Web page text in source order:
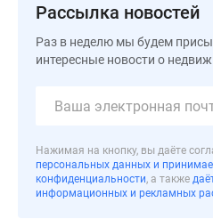
новостроек
Субсидированная
Москве
Рассылка новостей
Раз в неделю мы будем
интересные новости о
Нажимая на кнопку, вы даёте
персональных данных и
конфиденциальности, а также
информационных и рекламных